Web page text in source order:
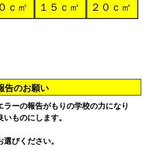
告のお願い
ラーの報告がもりの学校の力になり
ものにします。
びください。